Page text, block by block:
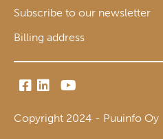
Subscribe to our newsletter
Billing address
Copyright 2024 - Puuinfo Oy